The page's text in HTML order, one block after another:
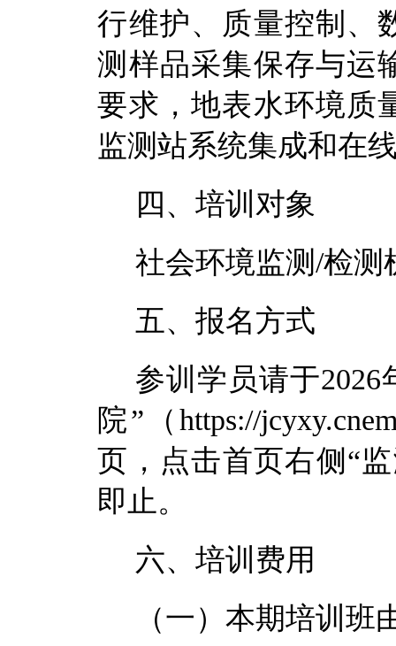
行维护、质量控制、
测样品采集保存与运
要求，地表水环境质
监测站系统集成和在
四、培训对象
社会环境监测 /检测
五、报名方式
参训学员请于2026
院” （https://
页，点击首页右侧 “
即止。
六、培训费用
（一）本期培训 班